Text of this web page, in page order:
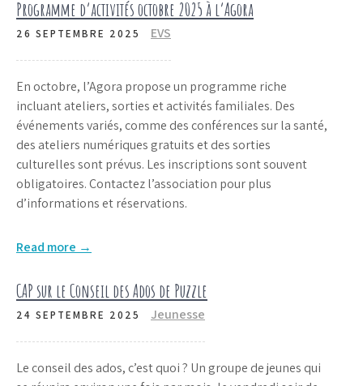
Programme d’activités octobre 2025 à l’Agora
26 SEPTEMBRE 2025 EVS
En octobre, l’Agora propose un programme riche
incluant ateliers, sorties et activités familiales. Des
événements variés, comme des conférences sur la santé,
des ateliers numériques gratuits et des sorties
culturelles sont prévus. Les inscriptions sont souvent
obligatoires. Contactez l’association pour plus
d’informations et réservations.
Read more →
CAP sur le Conseil des Ados de Puzzle
24 SEPTEMBRE 2025 Jeunesse
Le conseil des ados, c’est quoi ? Un groupe de jeunes qui